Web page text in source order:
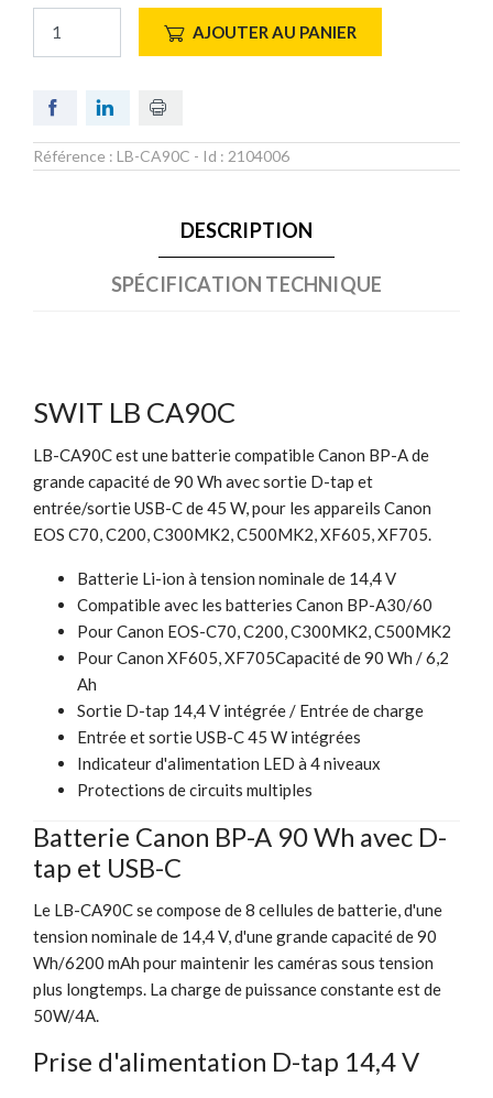
AJOUTER AU PANIER
Référence : LB-CA90C - Id : 2104006
DESCRIPTION
SPÉCIFICATION TECHNIQUE
SWIT LB CA90C
LB-CA90C est une batterie compatible Canon BP-A de
grande capacité de 90 Wh avec sortie D-tap et
entrée/sortie USB-C de 45 W, pour les appareils Canon
EOS C70, C200, C300MK2, C500MK2, XF605, XF705.
Batterie Li-ion à tension nominale de 14,4 V
Compatible avec les batteries Canon BP-A30/60
Pour Canon EOS-C70, C200, C300MK2, C500MK2
Pour Canon XF605, XF705Capacité de 90 Wh / 6,2
Ah
Sortie D-tap 14,4 V intégrée / Entrée de charge
Entrée et sortie USB-C 45 W intégrées
Indicateur d'alimentation LED à 4 niveaux
Protections de circuits multiples
Batterie Canon BP-A 90 Wh avec D-
tap et USB-C
Le LB-CA90C se compose de 8 cellules de batterie, d'une
tension nominale de 14,4 V, d'une grande capacité de 90
Wh/6200 mAh pour maintenir les caméras sous tension
plus longtemps. La charge de puissance constante est de
50W/4A.
Prise d'alimentation D-tap 14,4 V